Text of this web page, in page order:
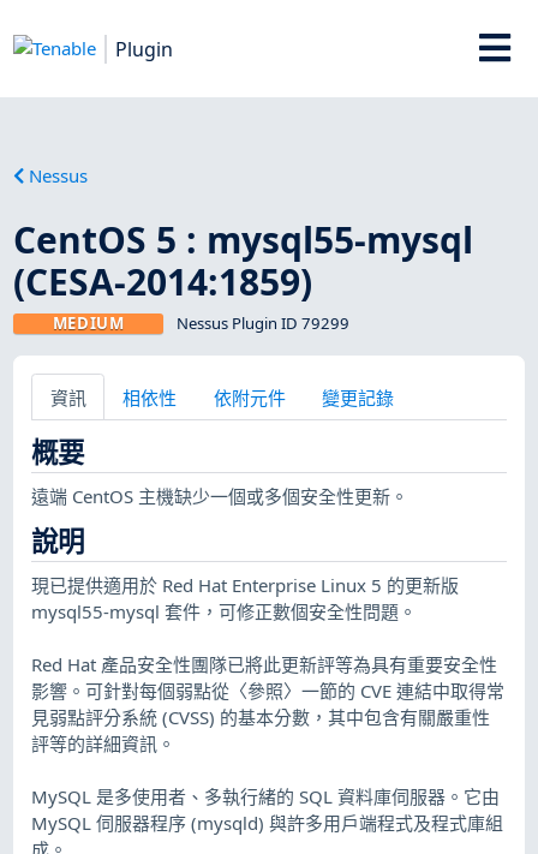
Plugin
Nessus
CentOS 5 : mysql55-mysql
(CESA-2014:1859)
MEDIUM Nessus Plugin ID 79299
資訊 相依性 依附元件 變更記錄
概要
遠端 CentOS 主機缺少一個或多個安全性更新。
說明
現已提供適用於 Red Hat Enterprise Linux 5 的更新版
mysql55-mysql 套件，可修正數個安全性問題。
Red Hat 產品安全性團隊已將此更新評等為具有重要安全性
影響。可針對每個弱點從〈參照〉一節的 CVE 連結中取得常
見弱點評分系統 (CVSS) 的基本分數，其中包含有關嚴重性
評等的詳細資訊。
MySQL 是多使用者、多執行緒的 SQL 資料庫伺服器。它由
MySQL 伺服器程序 (mysqld) 與許多用戶端程式及程式庫組
成。